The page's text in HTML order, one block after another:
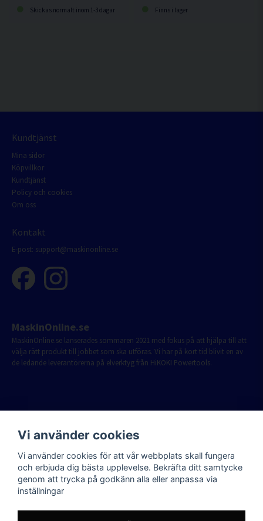
Skickas normalt inom 1-3 dagar Finns i lager
Kundtjänst
Mina sidor
Köpvillkor
Kundtjänst
Policy och cookies
Om oss
Kontakt
E-post: support@maskinonline.se
MaskinOnline.se
MaskinOnline.se lanserades sommaren 2021 med fokus på att hjälpa till att
välja rätt produkt till jobbet som ska utföras. Vi har på kort tid blivit en av
de ledande leverantörerna på elverktyg från HiKOKI Powertools.
Vi använder cookies
Vi använder cookies för att vår webbplats skall fungera
och erbjuda dig bästa upplevelse. Bekräfta ditt samtycke
genom att trycka på godkänn alla eller anpassa via
inställningar